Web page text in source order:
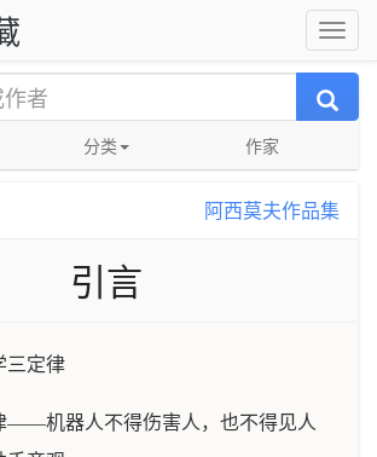
分类 作家
阿西莫夫作品集
引言
三定律
——机器人不得伤害人，也不得见人